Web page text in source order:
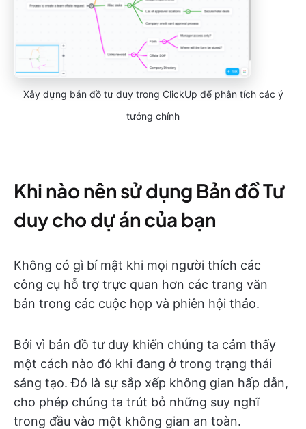
Xây dựng bản đồ tư duy trong ClickUp để phân tích các ý
tưởng chính
Khi nào nên sử dụng Bản đồ Tư
duy cho dự án của bạn
Không có gì bí mật khi mọi người thích các
công cụ hỗ trợ trực quan hơn các trang văn
bản trong các cuộc họp và phiên hội thảo.
Bởi vì bản đồ tư duy khiến chúng ta cảm thấy
một cách nào đó khi đang ở trong trạng thái
sáng tạo. Đó là sự sắp xếp không gian hấp dẫn,
cho phép chúng ta trút bỏ những suy nghĩ
trong đầu vào một không gian an toàn.